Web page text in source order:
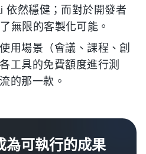
依然穩健；而對於開發者
無限的客製化可能。
用場景（會議、課程、創
工具的免費額度進行測
的那一款。
為可執行的成果